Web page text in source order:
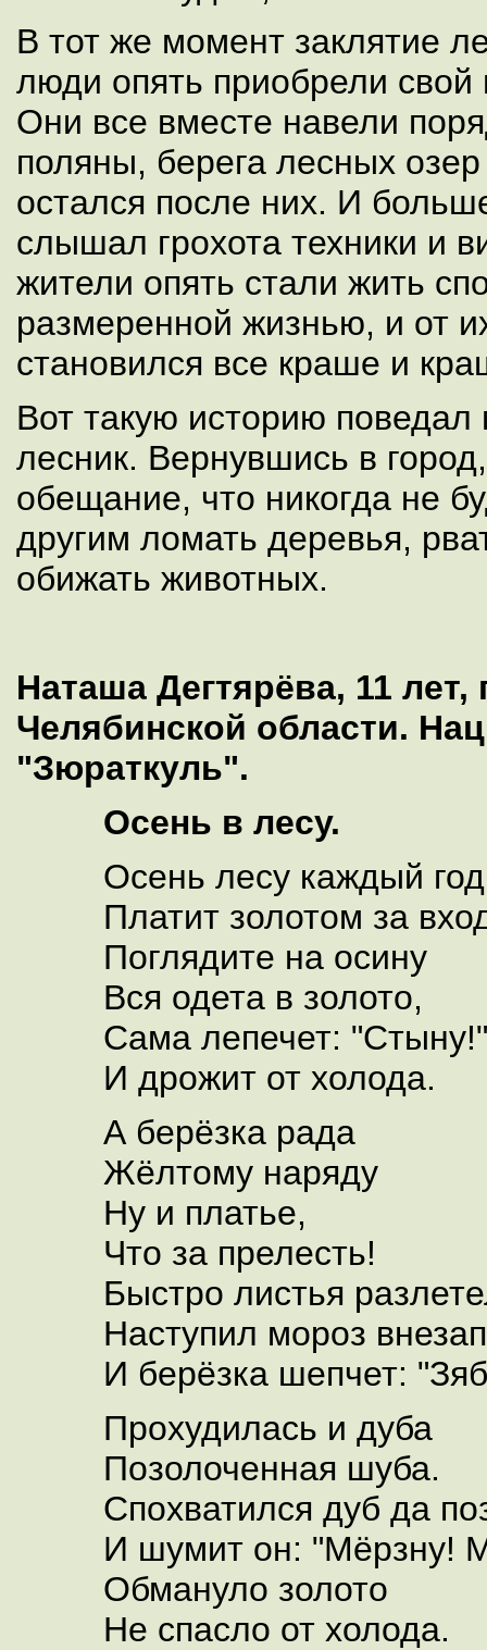
В тот же момент заклятие
люди опять приобрели
Они все вместе навели
поляны, берега лесных
остался после них. И
слышал грохота техники и
жители опять стали жить
размеренной жизнью, и от
становился все краше и
Вот такую историю
лесник. Вернувшись в
обещание, что никогда не
другим ломать деревья,
обижать животных.
Наташа Дегтярёва, 11 лет,
Челябинской области.
"Зюраткуль".
Осень в лесу.
Осень лесу каждый год
Платит золотом за
Поглядите на осину
Вся одета в золото,
Сама лепечет: "Стыну!"
И дрожит от холода.
А берёзка рада
Жёлтому наряду
Ну и платье,
Что за прелесть!
Быстро листья
Наступил мороз
И берёзка шепчет:
Прохудилась и дуба
Позолоченная шуба.
Спохватился дуб да
И шумит он: "Мёрзну!
Обмануло золото
Не спасло от холода.